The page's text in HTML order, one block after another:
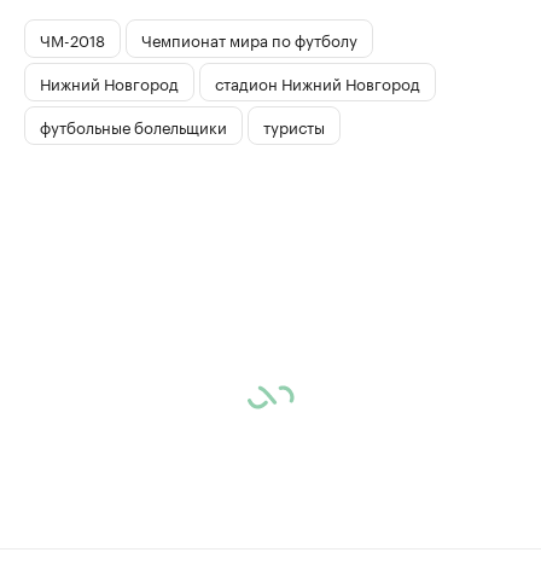
ЧМ-2018
Чемпионат мира по футболу
Нижний Новгород
стадион Нижний Новгород
футбольные болельщики
туристы